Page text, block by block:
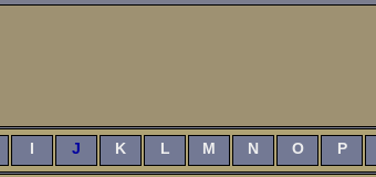
I J K L M N O P